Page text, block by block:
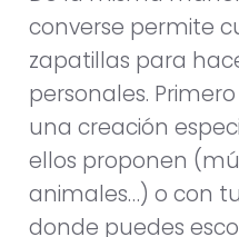
converse permite
zapatillas para
personales.
una creación
ellos proponen
animales…) o con
donde puedes